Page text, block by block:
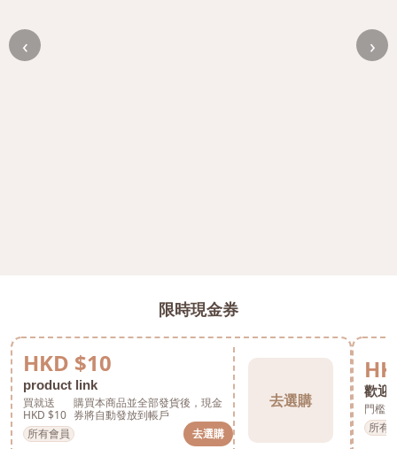
‹ ›
限時現金券
HKD $10
product link
買就送
HKD $10
購買本商品並全部發貨後，現金
券將自動發放到帳戶
所有會員
去選購
去選購
歡迎
門檻
所有